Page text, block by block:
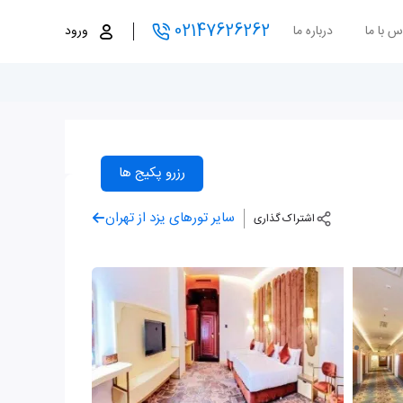
با ما درباره ما 02147626262 ورود
رزرو پکیج ها
اشتراک گذاری سایر تورهای یزد از تهران